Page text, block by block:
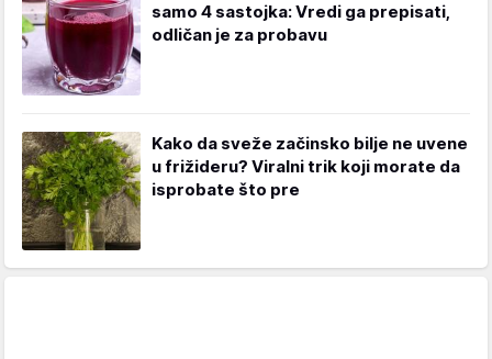
samo 4 sastojka: Vredi ga prepisati,
odličan je za probavu
Kako da sveže začinsko bilje ne uvene
u frižideru? Viralni trik koji morate da
isprobate što pre